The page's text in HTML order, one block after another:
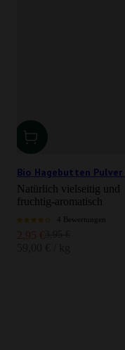
Bio Hagebutten Pulver
Natürlich vielseitig und
fruchtig-aromatisch
4 Bewertungen
Angebot
2,95 €